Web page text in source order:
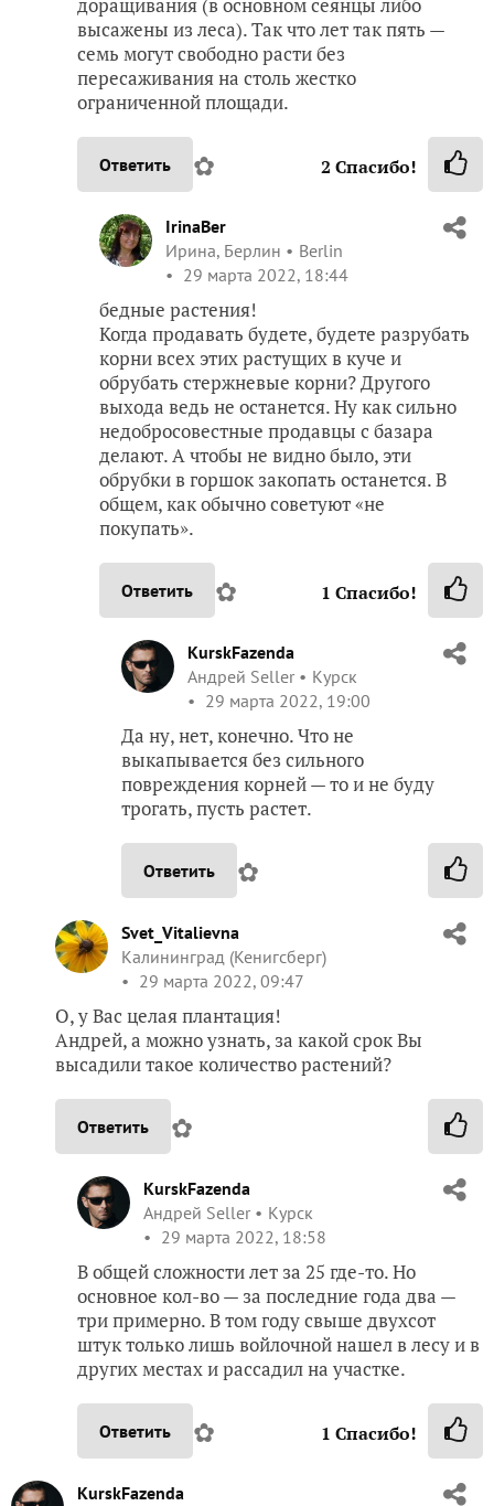
высажены из леса). Так что лет так пять —
семь могут свободно расти без
пересаживания на столь жестко
ограниченной площади.
Ответить ✿ 2 Спасибо!
IrinaBer
Ирина, Берлин
Berlin
29 марта 2022, 18:44
бедные растения!
Когда продавать будете, будете разрубать
корни всех этих растущих в куче и
обрубать стержневые корни? Другого
выхода ведь не останется. Ну как сильно
недобросовестные продавцы с базара
делают. А чтобы не видно было, эти
обрубки в горшок закопать останется. В
общем, как обычно советуют «не
покупать».
Ответить ✿ 1 Спасибо!
KurskFazenda
Андрей Seller
Курск
29 марта 2022, 19:00
Да ну, нет, конечно. Что не
выкапывается без сильного
повреждения корней — то и не буду
трогать, пусть растет.
Ответить ✿
Svet_Vitalievna
Калининград (Кенигсберг)
29 марта 2022, 09:47
О, у Вас целая плантация!
Андрей, а можно узнать, за какой срок Вы
высадили такое количество растений?
Ответить ✿
KurskFazenda
Андрей Seller
Курск
29 марта 2022, 18:58
В общей сложности лет за 25 где-то. Но
основное кол-во — за последние года два —
три примерно. В том году свыше двухсот
штук только лишь войлочной нашел в лесу и в
других местах и рассадил на участке.
Ответить ✿ 1 Спасибо!
KurskFazenda